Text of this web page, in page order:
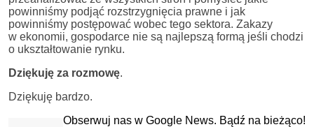
powinniśmy podjąć rozstrzygnięcia prawne i jak
powinniśmy postępować wobec tego sektora. Zakazy
w ekonomii, gospodarce nie są najlepszą formą jeśli chodzi
o ukształtowanie rynku.
Dziękuję za rozmowę.
Dziękuję bardzo.
Obserwuj nas w Google News. Bądź na bieżąco!